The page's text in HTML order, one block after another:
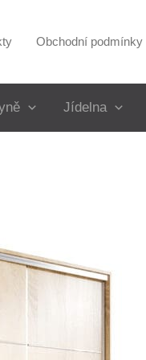
Obchodní podmínky
Jídelna